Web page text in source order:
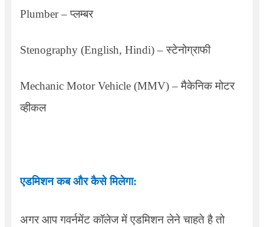
Plumber –प्लम्बर
Stenography (English, Hindi) –स्टेनोग्राफी
Mechanic Motor Vehicle (MMV) –मैकेनिक मोटर
व्हीकल
एडमिशन कब और कैसे मिलेगा:
अगर आप गवर्नमेंट कॉलेज में एडमिशन लेने चाहते है तो